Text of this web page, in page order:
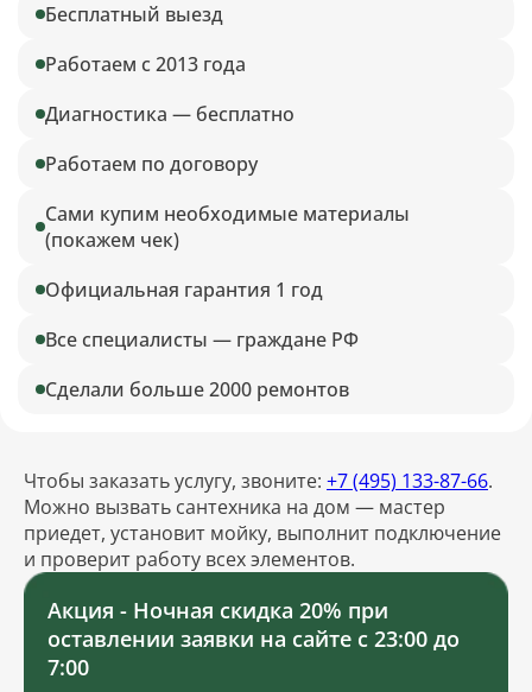
Бесплатный выезд
Работаем с 2013 года
Диагностика — бесплатно
Работаем по договору
Сами купим необходимые материалы
(покажем чек)
Официальная гарантия 1 год
Все специалисты — граждане РФ
Сделали больше 2000 ремонтов
Чтобы заказать услугу, звоните: +7 (495) 133-87-66.
Можно вызвать сантехника на дом — мастер
приедет, установит мойку, выполнит подключение
и проверит работу всех элементов.
Акция - Ночная скидка 20% при
оставлении заявки на сайте с 23:00 до
7:00